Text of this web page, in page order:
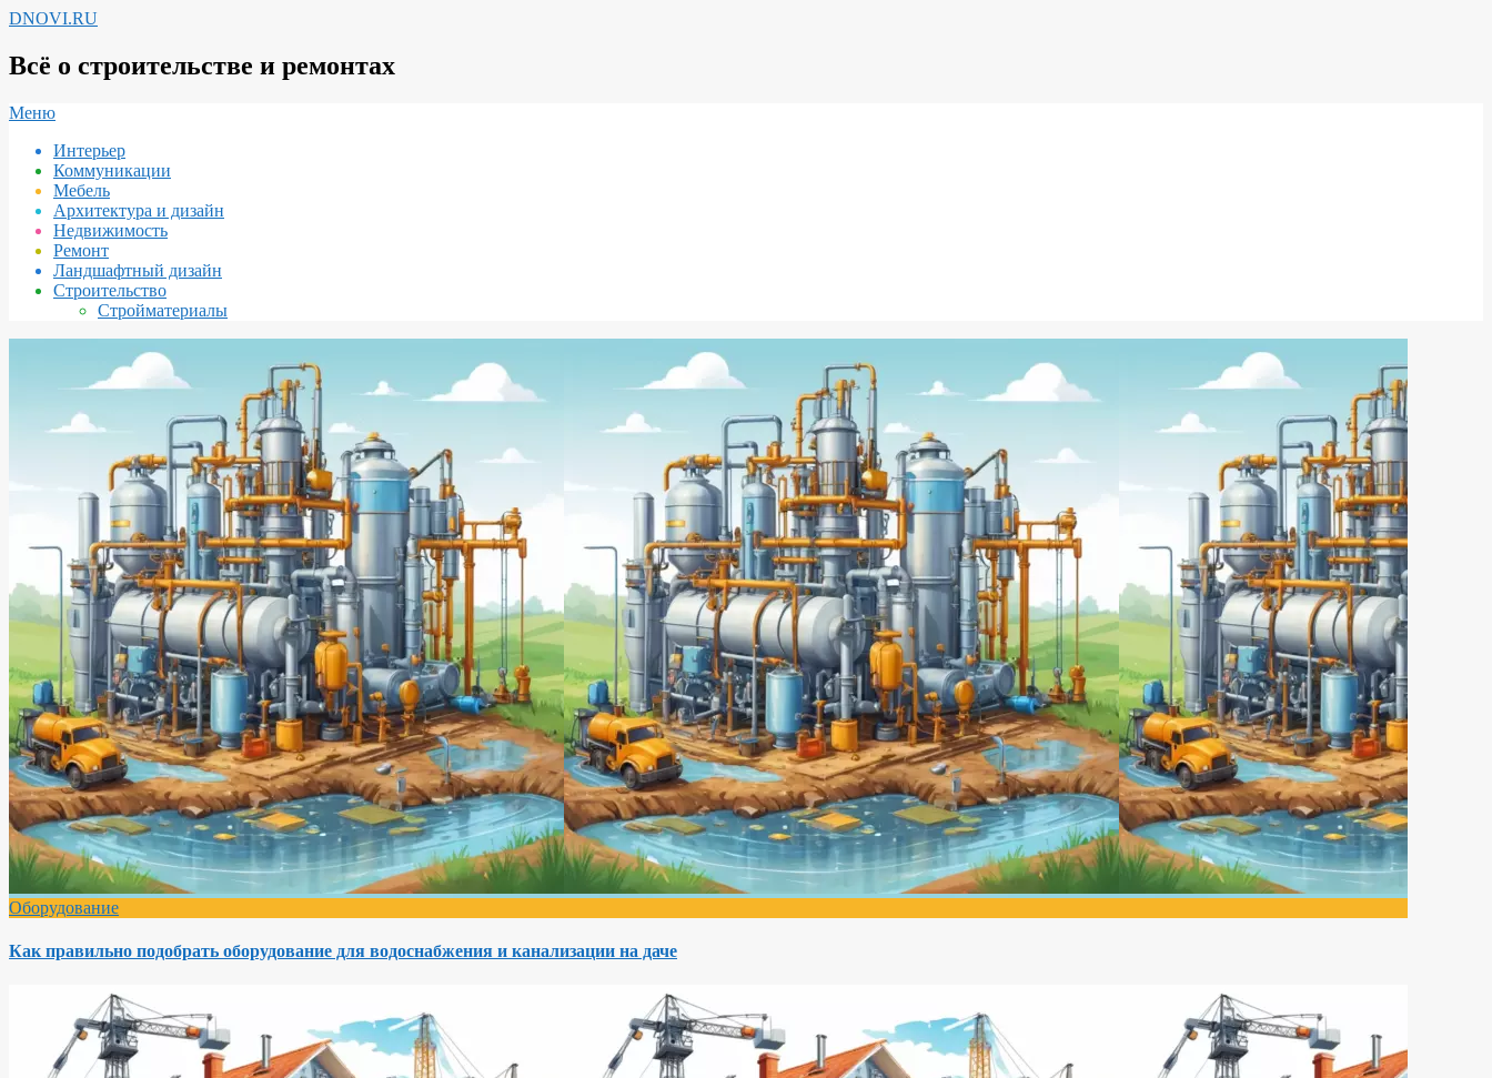
Перейти
содержимому
DNOVI.RU
Всё о строительстве и ремонтах
Вторичное
навигации
Меню
Интерьер
Коммуникации
Мебель
Архитектура и дизайн
Недвижимость
Ремонт
Ландшафтный дизайн
Строительство
Стройматериалы
Оборудование
Как правильно подобрать оборудование для водоснабжения и канализации на даче